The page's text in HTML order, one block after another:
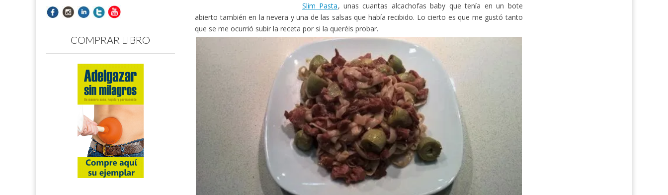
Slim Pasta, unas cuantas alcachofas baby que tenía en un bote
abierto también en la nevera y una de las salsas que había recibido. Lo cierto es que me gustó tanto
que se me ocurrió subir la receta por si la queréis probar.
COMPRAR LIBRO